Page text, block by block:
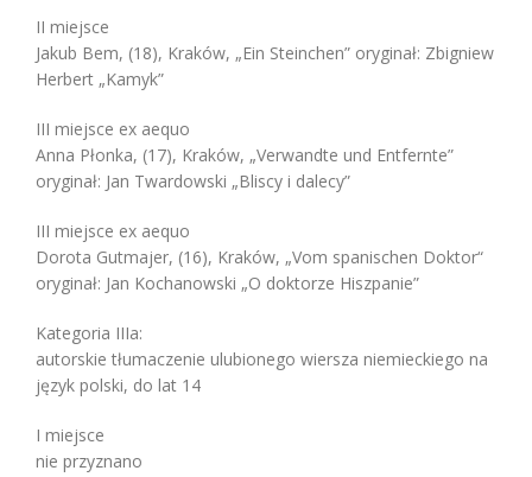
II miejsce
Jakub Bem, (18), Kraków, „Ein Steinchen” oryginał: Zbigniew
Herbert „Kamyk”
III miejsce ex aequo
Anna Płonka, (17), Kraków, „Verwandte und Entfernte”
oryginał: Jan Twardowski „Bliscy i dalecy”
III miejsce ex aequo
Dorota Gutmajer, (16), Kraków, „Vom spanischen Doktor“
oryginał: Jan Kochanowski „O doktorze Hiszpanie”
Kategoria IIIa:
autorskie tłumaczenie ulubionego wiersza niemieckiego na
język polski, do lat 14
I miejsce
nie przyznano